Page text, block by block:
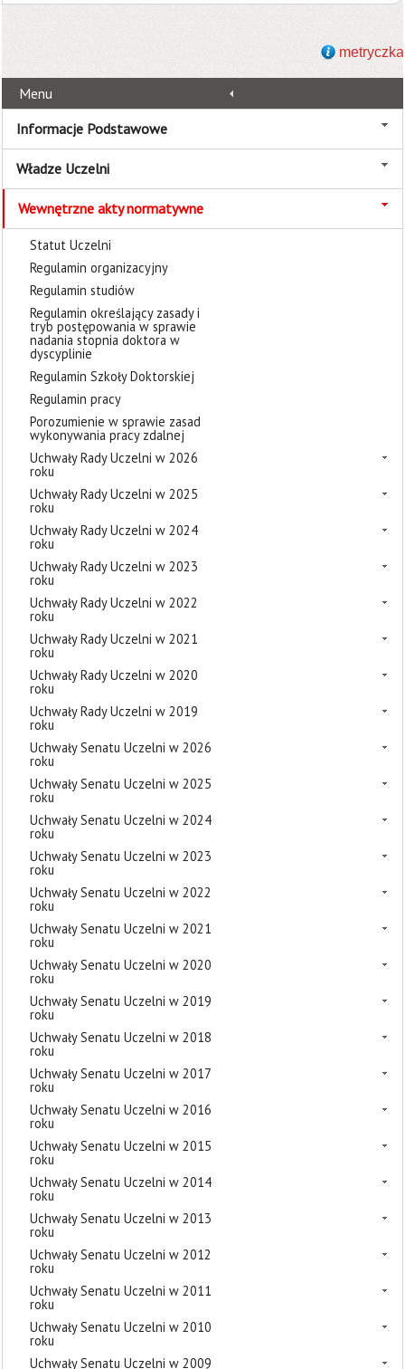
metryczka
Menu
Informacje Podstawowe
Władze Uczelni
Wewnętrzne akty normatywne
Statut Uczelni
Regulamin organizacyjny
Regulamin studiów
Regulamin określający zasady i
tryb postępowania w sprawie
nadania stopnia doktora w
dyscyplinie
Regulamin Szkoły Doktorskiej
Regulamin pracy
Porozumienie w sprawie zasad
wykonywania pracy zdalnej
Uchwały Rady Uczelni w 2026
roku
Uchwały Rady Uczelni w 2025
roku
Uchwały Rady Uczelni w 2024
roku
Uchwały Rady Uczelni w 2023
roku
Uchwały Rady Uczelni w 2022
roku
Uchwały Rady Uczelni w 2021
roku
Uchwały Rady Uczelni w 2020
roku
Uchwały Rady Uczelni w 2019
roku
Uchwały Senatu Uczelni w 2026
roku
Uchwały Senatu Uczelni w 2025
roku
Uchwały Senatu Uczelni w 2024
roku
Uchwały Senatu Uczelni w 2023
roku
Uchwały Senatu Uczelni w 2022
roku
Uchwały Senatu Uczelni w 2021
roku
Uchwały Senatu Uczelni w 2020
roku
Uchwały Senatu Uczelni w 2019
roku
Uchwały Senatu Uczelni w 2018
roku
Uchwały Senatu Uczelni w 2017
roku
Uchwały Senatu Uczelni w 2016
roku
Uchwały Senatu Uczelni w 2015
roku
Uchwały Senatu Uczelni w 2014
roku
Uchwały Senatu Uczelni w 2013
roku
Uchwały Senatu Uczelni w 2012
roku
Uchwały Senatu Uczelni w 2011
roku
Uchwały Senatu Uczelni w 2010
roku
Uchwały Senatu Uczelni w 2009